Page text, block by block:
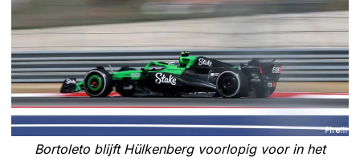
Bortoleto blijft Hülkenberg voorlopig voor in het